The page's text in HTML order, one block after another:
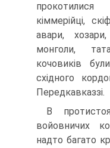
прокотилися
кіммерійці,
авари,
монголи,
кочовиків
східного
Передкавказзі.
В
войовничих
надто багато